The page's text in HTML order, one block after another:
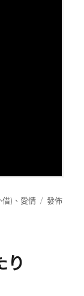
借) 、 愛情
在
發佈
り